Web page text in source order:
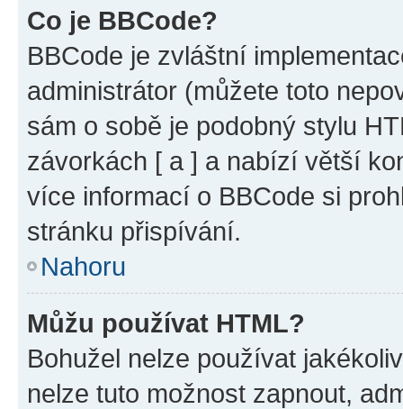
Co je BBCode?
BBCode je zvláštní
administrátor (můžete toto
sám o sobě je podobný stylu
závorkách [ a ] a nabízí větší
více informací o BBCode si
stránku přispívání.
Nahoru
Můžu používat HTML?
Bohužel nelze používat
nelze tuto možnost zapnout,